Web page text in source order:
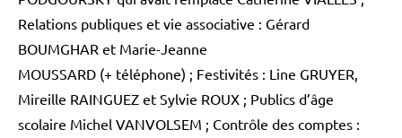
Relations publiques et vie associative : Gérard
BOUMGHAR et Marie-Jeanne
MOUSSARD (+ téléphone) ; Festivités : Line GRUYER,
Mireille RAINGUEZ et Sylvie ROUX ; Publics d’âge
scolaire Michel VANVOLSEM ; Contrôle des comptes :